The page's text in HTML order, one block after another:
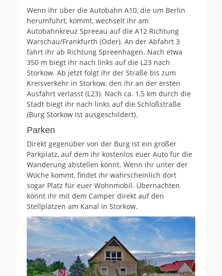
Wenn ihr über die Autobahn A10, die um Berlin
herumführt, kommt, wechselt ihr am
Autobahnkreuz Spreeau auf die A12 Richtung
Warschau/Frankfurth (Oder). An der Abfahrt 3
fahrt ihr ab Richtung Spreenhagen. Nach etwa
350 m biegt ihr nach links auf die L23 nach
Storkow. Ab jetzt folgt ihr der Straße bis zum
Kreisverkehr in Storkow, den ihr an der ersten
Ausfahrt verlasst (L23). Nach ca. 1,5 km durch die
Stadt biegt ihr nach links auf die Schloßstraße
(Burg Storkow ist ausgeschildert).
Parken
Direkt gegenüber von der Burg ist ein großer
Parkplatz, auf dem ihr kostenlos euer Auto für die
Wanderung abstellen könnt. Wenn ihr unter der
Woche kommt, findet ihr wahrscheinlich dort
sogar Platz für euer Wohnmobil. Übernachten
könnt ihr mit dem Camper direkt auf den
Stellplätzen am Kanal in Storkow.